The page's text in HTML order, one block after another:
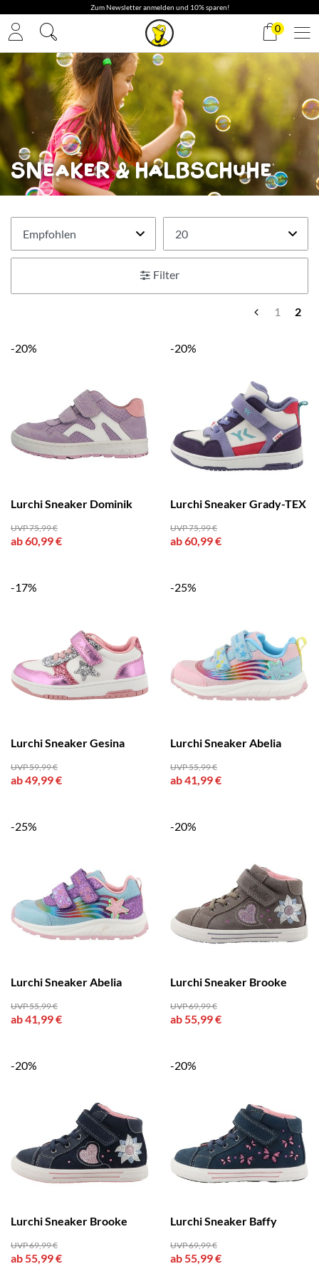
0
Sneaker & Halbschuhe
Filter
1 2
-20%
Lurchi Sneaker Dominik
UVP 75,99 €
ab 60,99 €
-20%
Lurchi Sneaker Grady-TEX
UVP 75,99 €
ab 60,99 €
-17%
Lurchi Sneaker Gesina
UVP 59,99 €
ab 49,99 €
-25%
Lurchi Sneaker Abelia
UVP 55,99 €
ab 41,99 €
-25%
Lurchi Sneaker Abelia
UVP 55,99 €
ab 41,99 €
-20%
Lurchi Sneaker Brooke
UVP 69,99 €
ab 55,99 €
-20%
Lurchi Sneaker Brooke
UVP 69,99 €
ab 55,99 €
-20%
Lurchi Sneaker Baffy
UVP 69,99 €
ab 55,99 €